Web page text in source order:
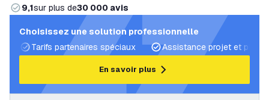
9,1sur plus de30 000 avis
Choisissez une solution professionnelle
Tarifs partenaires spéciaux
Assistance projet et plans
En savoir plus